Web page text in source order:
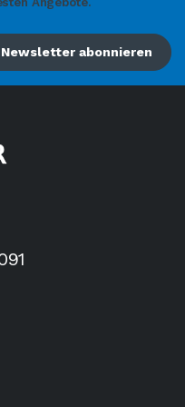
Newsletter abonnieren